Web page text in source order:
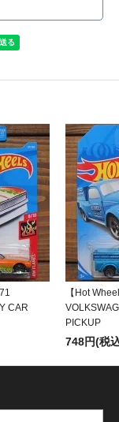
CAR
【Hot
PICKUP
748円(税